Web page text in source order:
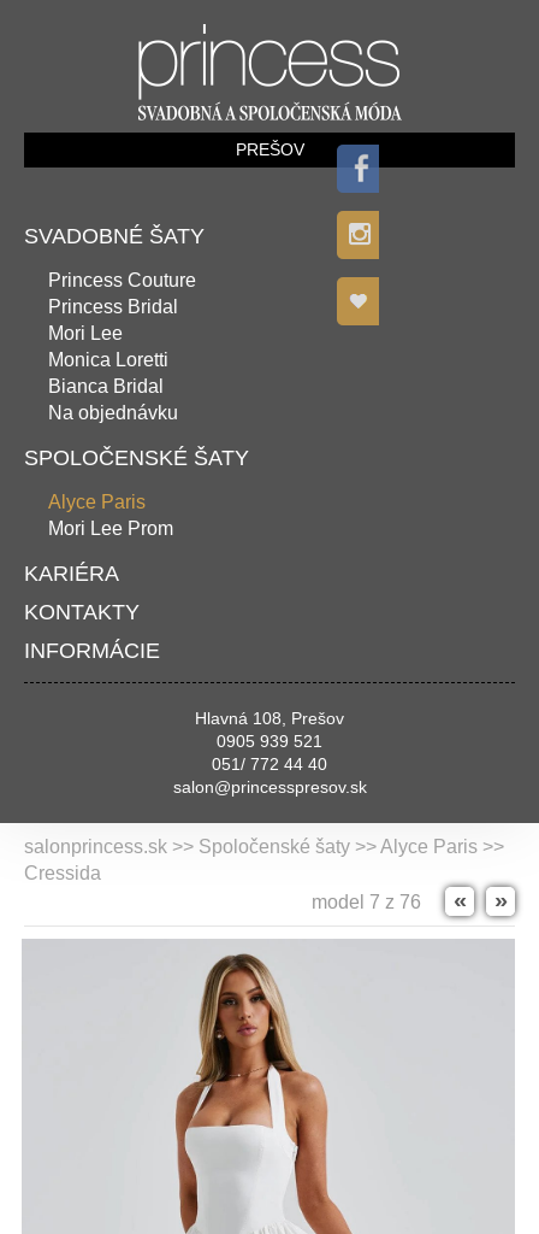
PREŠOV
SVADOBNÉ ŠATY
Princess Couture
Princess Bridal
Mori Lee
Monica Loretti
Bianca Bridal
Na objednávku
SPOLOČENSKÉ ŠATY
Alyce Paris
Mori Lee Prom
KARIÉRA
KONTAKTY
INFORMÁCIE
Hlavná 108, Prešov
0905 939 521
051/ 772 44 40
salon@princesspresov.sk
salonprincess.sk >> Spoločenské šaty >>Alyce Paris >>
Cressida
»
«
model 7 z 76